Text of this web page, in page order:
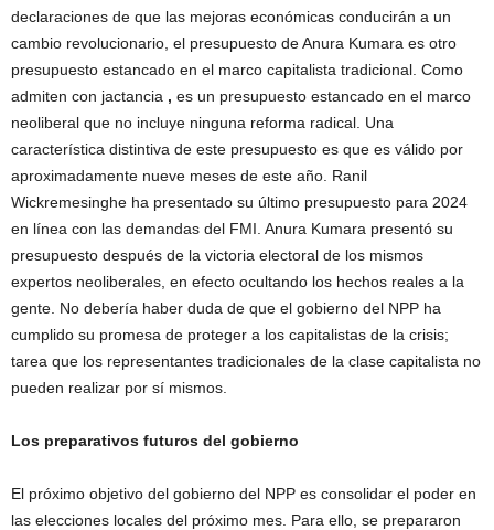
declaraciones de que las mejoras económicas conducirán a un
cambio revolucionario, el presupuesto de Anura Kumara es otro
presupuesto estancado en el marco capitalista tradicional. Como
admiten con jactancia , es un presupuesto estancado en el marco
neoliberal que no incluye ninguna reforma radical. Una
característica distintiva de este presupuesto es que es válido por
aproximadamente nueve meses de este año. Ranil
Wickremesinghe ha presentado su último presupuesto para 2024
en línea con las demandas del FMI. Anura Kumara presentó su
presupuesto después de la victoria electoral de los mismos
expertos neoliberales, en efecto ocultando los hechos reales a la
gente. No debería haber duda de que el gobierno del NPP ha
cumplido su promesa de proteger a los capitalistas de la crisis;
tarea que los representantes tradicionales de la clase capitalista no
pueden realizar por sí mismos.
Los preparativos futuros del gobierno
El próximo objetivo del gobierno del NPP es consolidar el poder en
las elecciones locales del próximo mes. Para ello, se prepararon